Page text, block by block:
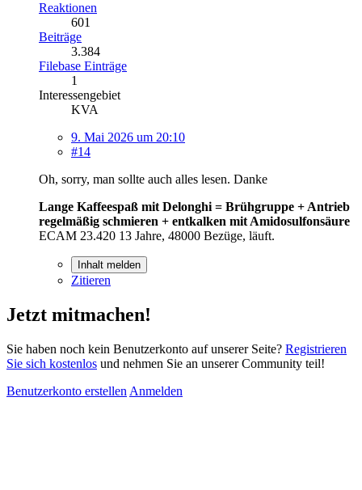
Reaktionen
601
Beiträge
3.384
Filebase Einträge
1
Interessengebiet
KVA
9. Mai 2026 um 20:10
#14
Oh, sorry, man sollte auch alles lesen. Danke
Lange Kaffeespaß mit Delonghi = Brühgruppe + Antrieb
regelmäßig schmieren + entkalken mit Amidosulfonsäure
ECAM 23.420 13 Jahre, 48000 Bezüge, läuft.
Inhalt melden
Zitieren
Jetzt mitmachen!
Sie haben noch kein Benutzerkonto auf unserer Seite? Registrieren
Sie sich kostenlos und nehmen Sie an unserer Community teil!
Benutzerkonto erstellen Anmelden